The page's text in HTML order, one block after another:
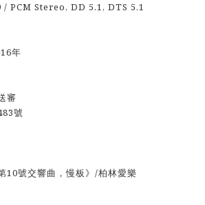
/ PCM Stereo, DD 5.1, DTS 5.1
年
審
號
10號交響曲，慢板》/柏林愛樂